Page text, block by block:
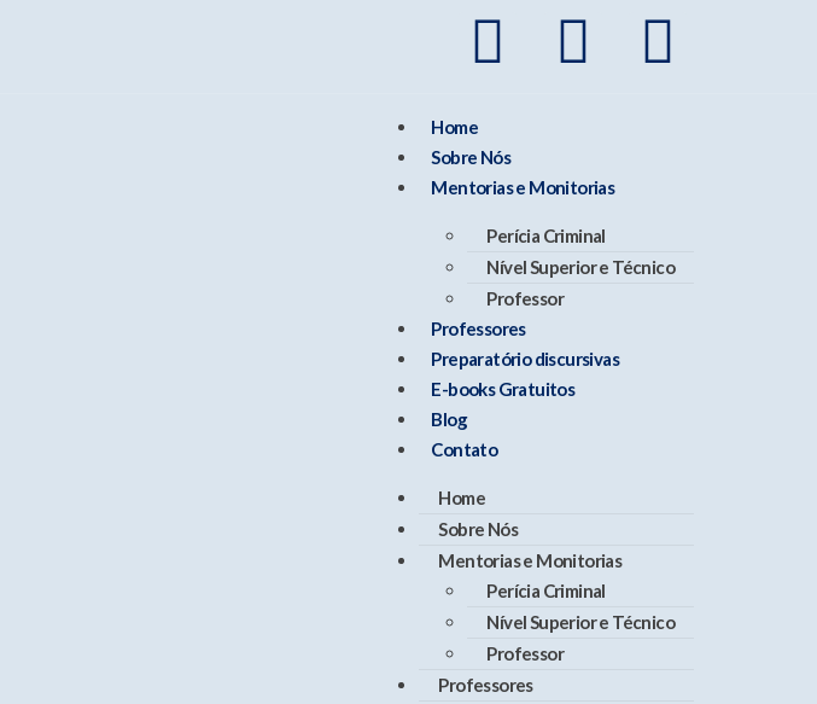
Home
Sobre Nós
Mentorias e Monitorias
Perícia Criminal
Nível Superior e Técnico
Professor
Professores
Preparatório discursivas
E-books Gratuitos
Blog
Contato
Home
Sobre Nós
Mentorias e Monitorias
Perícia Criminal
Nível Superior e Técnico
Professor
Professores